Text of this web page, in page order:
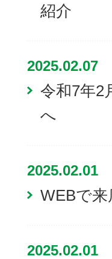
紹介
2025.02.07
令和7年2
へ
2025.02.01
WEBで
2025.02.01